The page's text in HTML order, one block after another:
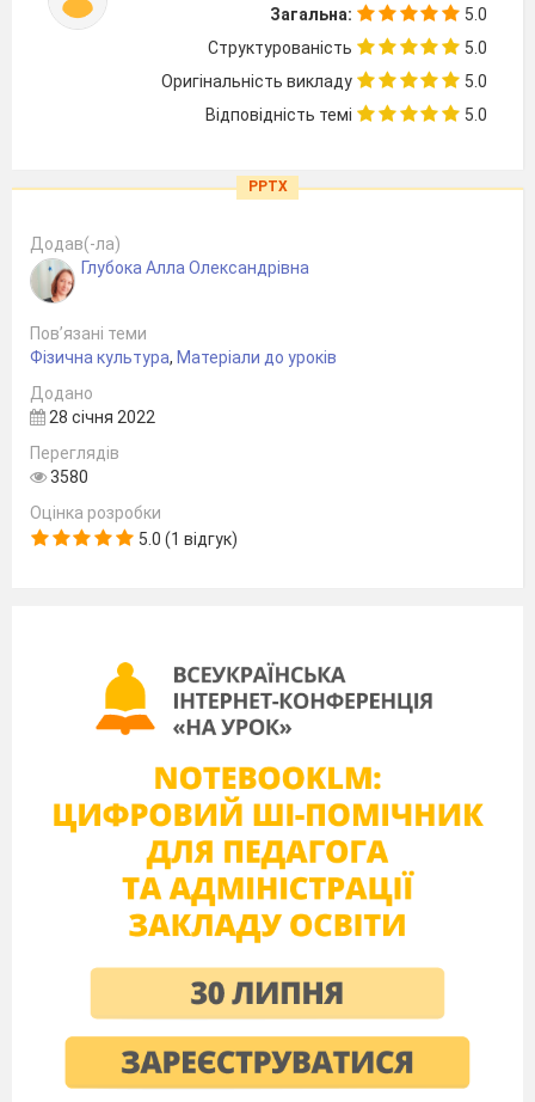
Загальна:
5.0
Структурованість
5.0
Оригінальність викладу
5.0
Відповідність темі
5.0
PPTX
Додав(-ла)
Глубока Алла Олександрівна
Пов’язані теми
Фізична культура, Матеріали до уроків
Додано
28 січня 2022
Переглядів
3580
Оцінка розробки
5.0 (1 відгук)